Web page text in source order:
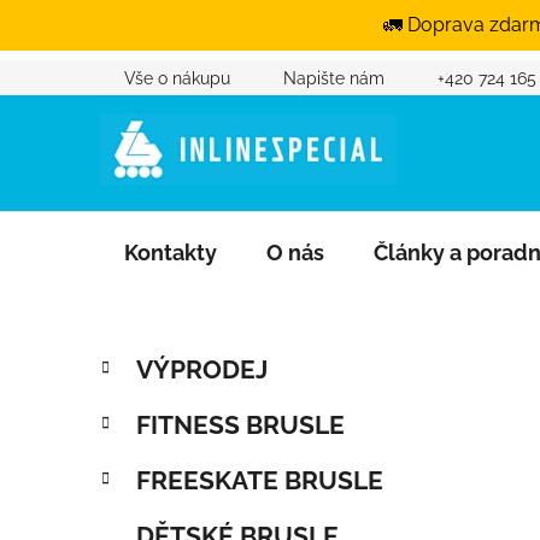
🚛 Doprava
Přejít na obsah
Vše o nákupu Napište nám +420 724 165
Kontakty O nás Články a
Postranní panel
Přeskočit kategorie
Kategorie
VÝPRODEJ
FITNESS BRUSLE
FREESKATE BRUSLE